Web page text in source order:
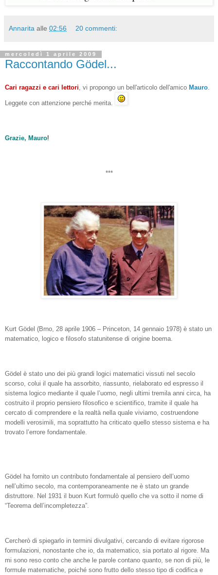
Annarita alle 02:56 20 commenti:
mercoledì 1 aprile 2009
Raccontando Gödel...
Cari ragazzi e cari lettori, vi propongo un bell'articolo dell'amico Mauro.
Leggete con attenzione perché merita.
Grazie, Mauro!
***
Kurt Gödel (Brno, 28 aprile 1906 – Princeton, 14 gennaio 1978) è stato un
matematico, logico e filosofo statunitense di origine boema.
Gödel è stato uno dei più grandi logici matematici vissuti nel secolo
scorso, colui il quale ha assorbito, riassunto, rielaborato ed espresso il
sistema logico mediante il quale l’uomo, negli ultimi tremila anni circa, ha
costruito il proprio pensiero filosofico e scientifico, tramite il quale ha
cercato di comprendere e la realtà nella quale viviamo, costruendone
modelli verosimili, ma soprattutto ha criticato quello stesso sistema e ha
trovato l’errore fondamentale.
Gödel ha fornito un contributo fondamentale al pensiero dell’uomo
nell’ultimo secolo, ma contemporaneamente ne è stato un grande
distruttore. Nel 1931 il buon Kurt formulò quello che va sotto il nome di
“Teorema dell’incompletezza”.
Cercherò di spiegarlo in termini divulgativi, cercando di evitare rigorose
formulazioni, nonostante che io, da matematico, sia portato al rigore. Ma
mi sono reso conto che anche le parole contano quanto, se non di più, le
formule matematiche, poiché sono frutto dello stesso tipo di codifica e